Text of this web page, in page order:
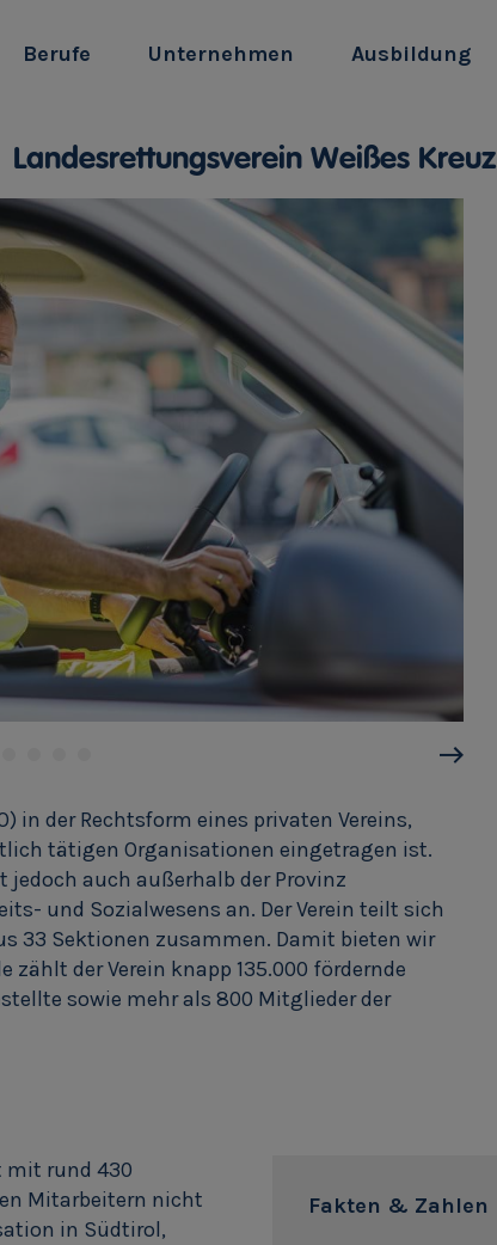
Berufe Unternehmen Ausbildung
Landesrettungsverein Weißes Kreuz
in der Rechtsform eines privaten Vereins,
tätigen Organisationen eingetragen ist.
jedoch auch außerhalb der Provinz
und Sozialwesens an. Der Verein teilt sich
33 Sektionen zusammen. Damit bieten wir
der Verein knapp 135.000 fördernde
sowie mehr als 800 Mitglieder der
mit rund 430
Mitarbeitern nicht
in Südtirol,
Fakten & Zahlen